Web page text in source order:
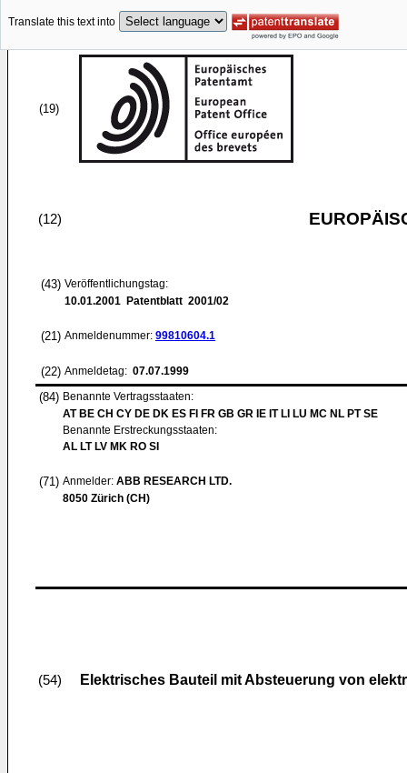
Translate this text into
(19)
(12)
(43) Veröffentlichungstag:
10.01.2001 Patentblatt 2001/02
(21) Anmeldenummer: 99810604.1
(22) Anmeldetag: 07.07.1999
(84) Benannte Vertragsstaaten:
AT BE CH CY DE DK ES FI FR GB GR IE IT LI LU MC NL PT SE
Benannte Erstreckungsstaaten:
AL LT LV MK RO SI
(71) Anmelder: ABB RESEARCH LTD.
8050 Zürich (CH)
(54) Elektrisches Bauteil mit Absteuerung von